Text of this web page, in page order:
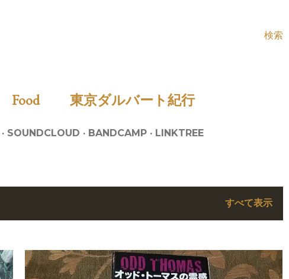
検索
Food 東京ダルバート紀行
SOUNDCLOUD BANDCAMP LINKTREE
すべて表示